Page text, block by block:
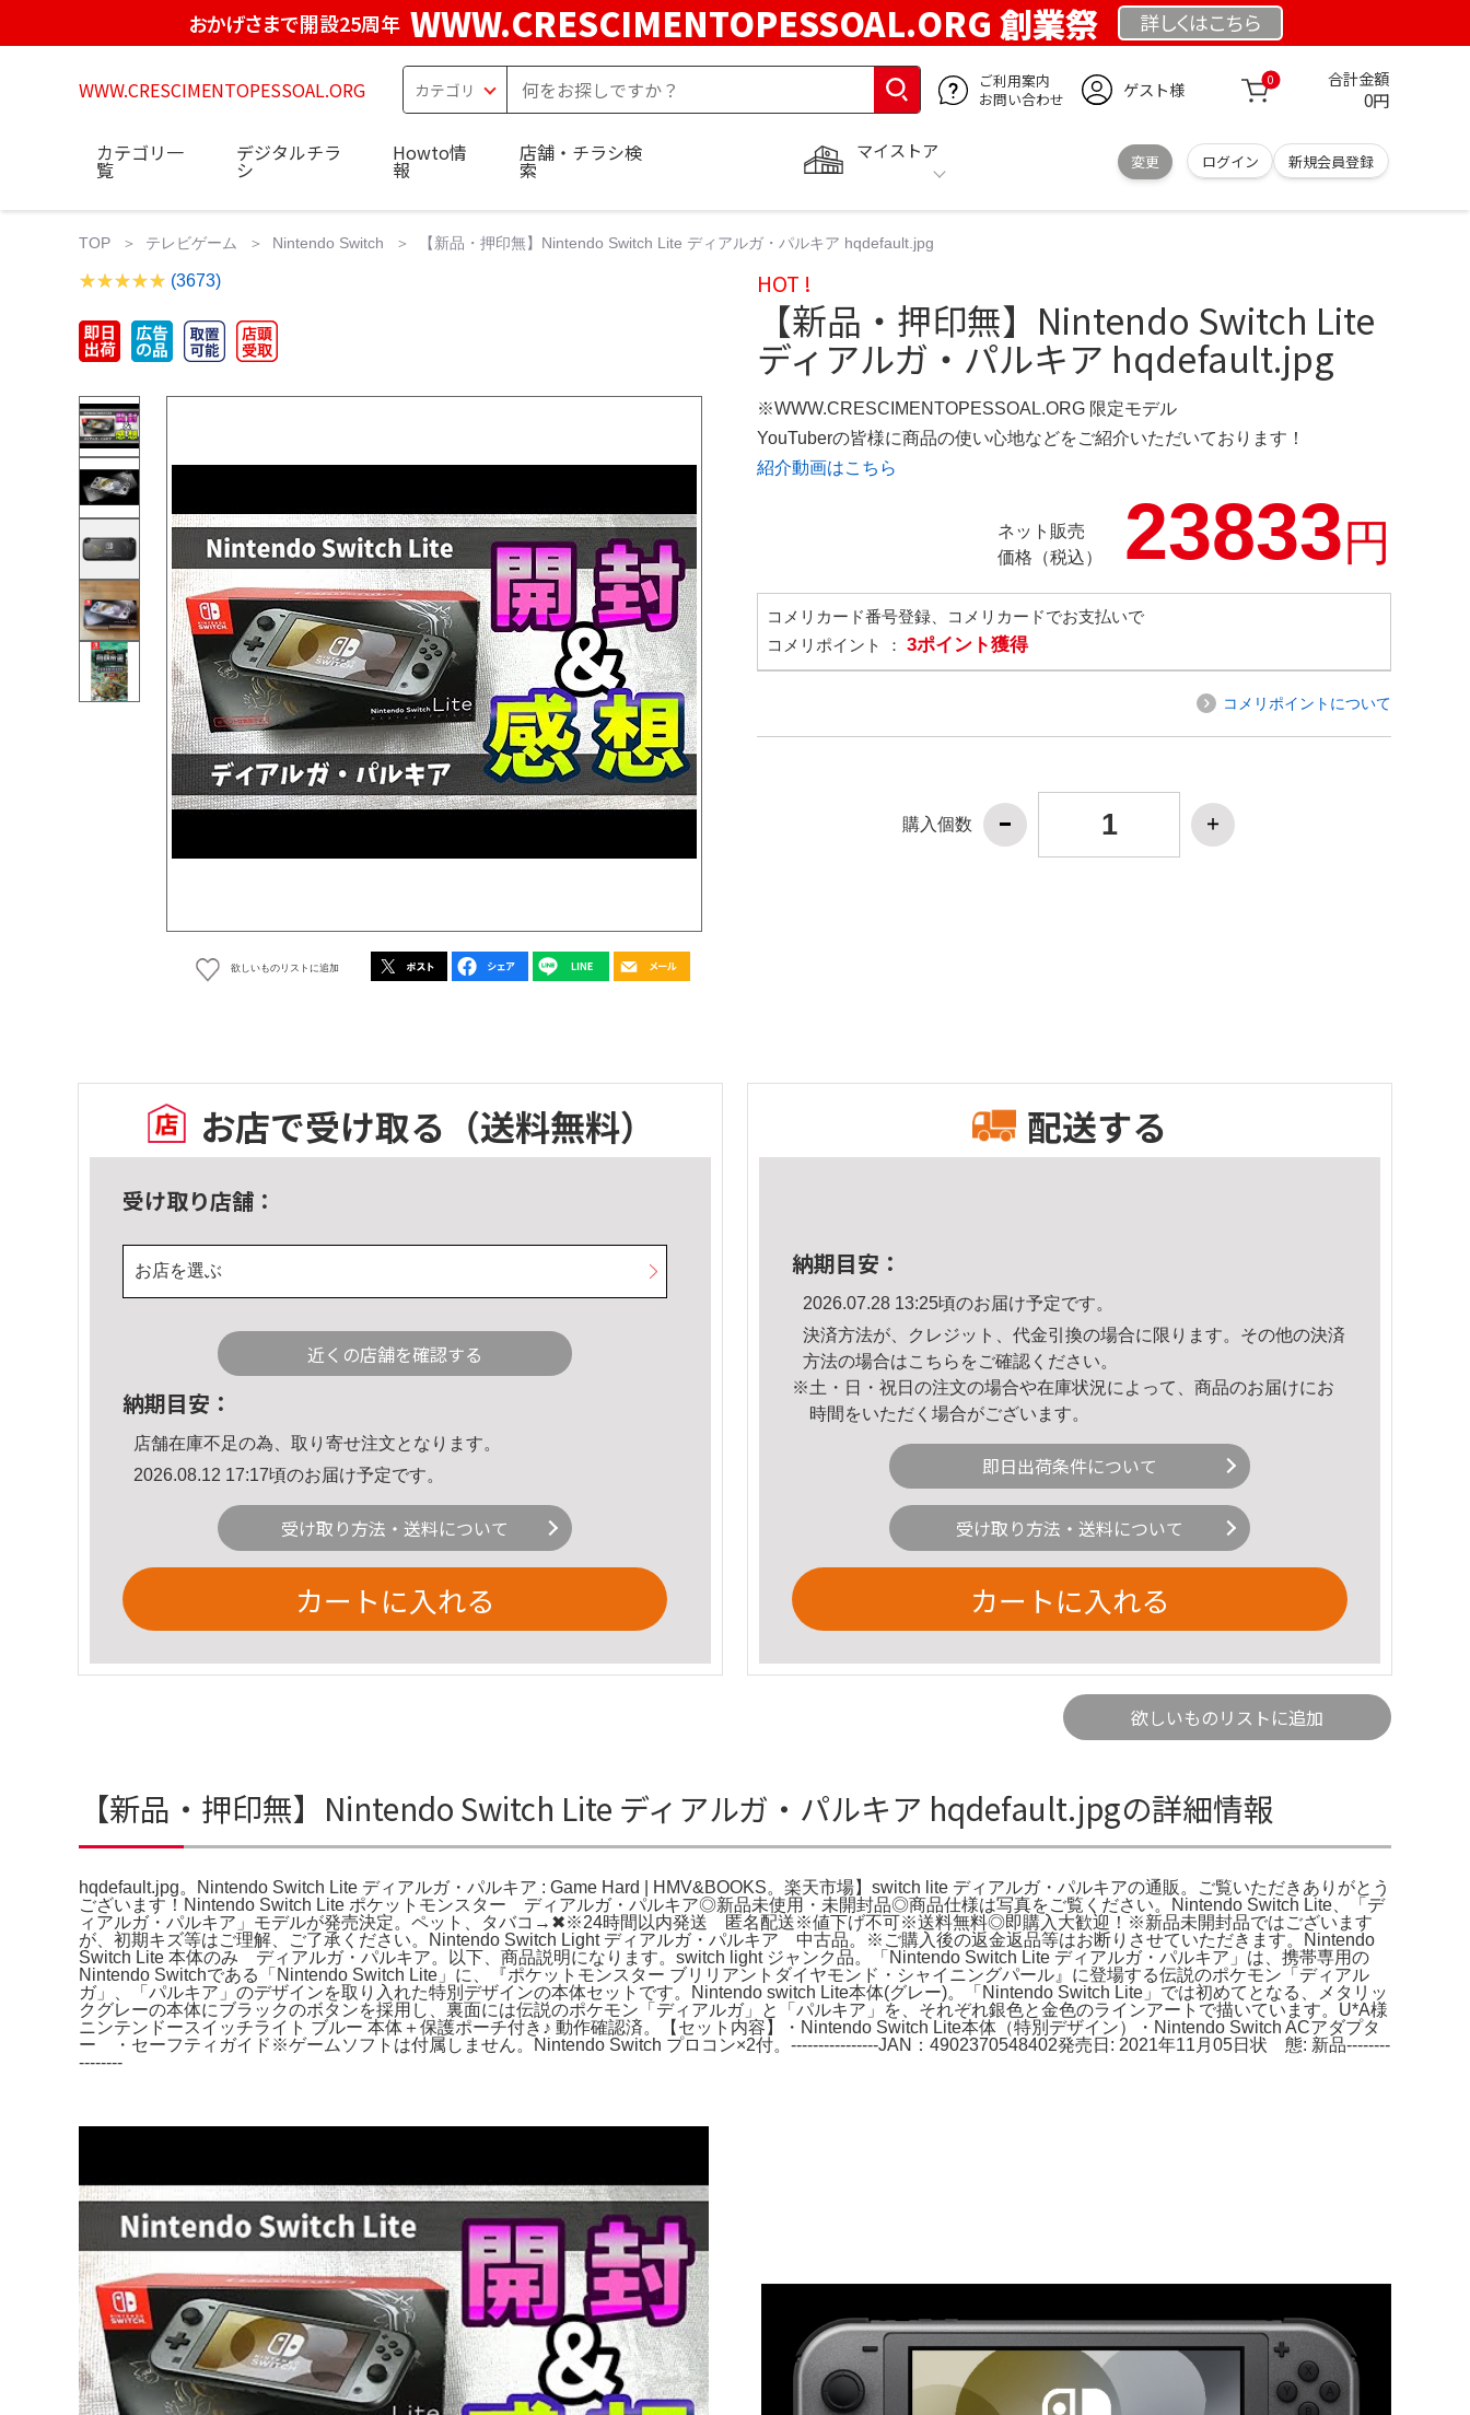
おかげさまで開設25周年 WWW.CRESCIMENTOPESSOAL.ORG 創業祭 詳しくはこちら
WWW.CRESCIMENTOPESSOAL.ORG
ご利用案内
お問い合わせ
ゲスト様 0 合計金額
0円
マイストア
変更 ログイン 新規会員登録
カテゴリ一
覧
デジタルチラ
シ
Howto情
報
店舗・チラシ検
索
TOP テレビゲーム Nintendo Switch 【新品・押印無】Nintendo Switch Lite ディアルガ・パルキア hqdefault.jpg
(3673)
欲しいものリストに追加
HOT !
【新品・押印無】Nintendo Switch Lite
ディアルガ・パルキア hqdefault.jpg
※WWW.CRESCIMENTOPESSOAL.ORG 限定モデル
YouTuberの皆様に商品の使い心地などをご紹介いただいております！
紹介動画はこちら
ネット販売
価格（税込）
23833円
コメリカード番号登録、コメリカードでお支払いで
コメリポイント ： 3ポイント獲得
コメリポイントについて
購入個数
お店で受け取る （送料無料）
受け取り店舗：
お店を選ぶ
近くの店舗を確認する
納期目安：
店舗在庫不足の為、取り寄せ注文となります。
2026.08.12 17:17頃のお届け予定です。
受け取り方法・送料について
カートに入れる
配送する
納期目安：
2026.07.28 13:25頃のお届け予定です。
決済方法が、クレジット、代金引換の場合に限ります。その他の決済
方法の場合はこちら をご確認ください。
※土・日・祝日の注文の場合や在庫状況によって、商品のお届けにお
時間をいただく場合がございます。
即日出荷条件について
受け取り方法・送料について
カートに入れる
欲しいものリストに追加
【新品・押印無】Nintendo Switch Lite ディアルガ・パルキア hqdefault.jpgの詳細情報
hqdefault.jpg。Nintendo Switch Lite ディアルガ・パルキア : Game Hard | HMV&BOOKS。楽天市場】switch lite ディアルガ・パルキアの通販。ご覧いただきありがとう
ございます！Nintendo Switch Lite ポケットモンスター ディアルガ・パルキア◎新品未使用・未開封品◎商品仕様は写真をご覧ください。Nintendo Switch Lite、「デ
ィアルガ・パルキア」モデルが発売決定。ペット、タバコ→✖︎※24時間以内発送 匿名配送※値下げ不可※送料無料◎即購入大歓迎！※新品未開封品ではございます
が、初期キズ等はご理解、ご了承ください。Nintendo Switch Light ディアルガ・パルキア 中古品。※ご購入後の返金返品等はお断りさせていただきます。Nintendo
Switch Lite 本体のみ ディアルガ・パルキア。以下、商品説明になります。switch light ジャンク品。「Nintendo Switch Lite ディアルガ・パルキア」は、携帯専用の
Nintendo Switchである「Nintendo Switch Lite」に、『ポケットモンスター ブリリアントダイヤモンド・シャイニングパール』に登場する伝説のポケモン「ディアル
ガ」、「パルキア」のデザインを取り入れた特別デザインの本体セットです。Nintendo switch Lite本体(グレー)。「Nintendo Switch Lite」では初めてとなる、メタリッ
クグレーの本体にブラックのボタンを採用し、裏面には伝説のポケモン「ディアルガ」と「パルキア」を、それぞれ銀色と金色のラインアートで描いています。U*A様
ニンテンドースイッチライト ブルー 本体＋保護ポーチ付き♪ 動作確認済。【セット内容】・Nintendo Switch Lite本体（特別デザイン）・Nintendo Switch ACアダプタ
ー ・セーフティガイド※ゲームソフトは付属しません。Nintendo Switch プロコン×2付。----------------JAN：4902370548402発売日: 2021年11月05日状 態: 新品--------
--------